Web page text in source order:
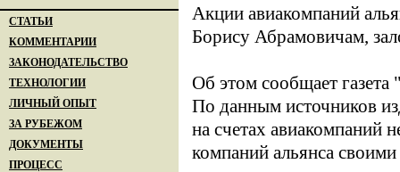
СТАТЬИ
КОММЕНТАРИИ
ЗАКОНОДАТЕЛЬСТВО
ТЕХНОЛОГИИ
ЛИЧНЫЙ ОПЫТ
ЗА РУБЕЖОМ
ДОКУМЕНТЫ
ПРОЦЕСС
Акции авиакомпаний
Борису Абрамовичам,
Об этом сообщает
По данным источников
на счетах авиакомпаний
компаний альянса